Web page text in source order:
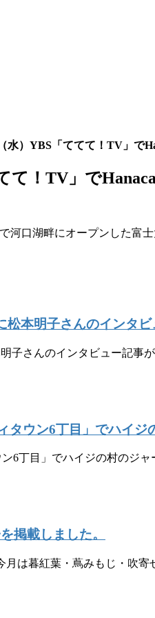
水）YBS「ててて！TV」で
て！TV」で
河口湖畔にオープンした富
本明子さんのインタビ
子さんのインタビュー記事
タウン6丁目」でハイジ
6丁目」でハイジの村のジ
掲載しました。
は暮紅葉・蔦みもじ・吹寄